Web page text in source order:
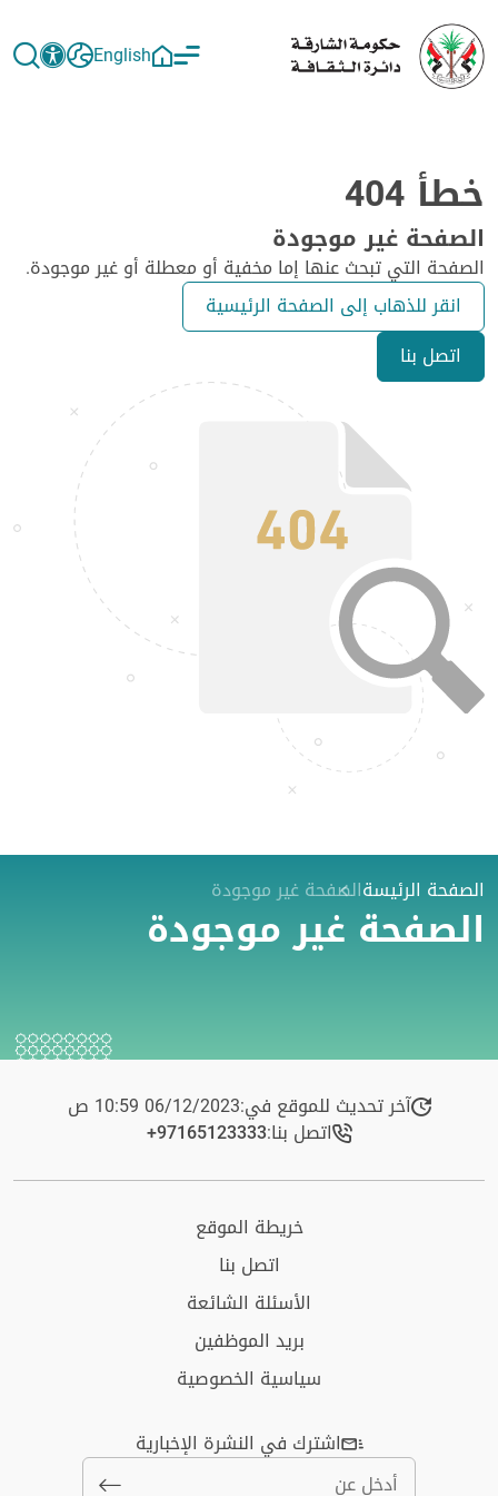
English
خطأ 404
الصفحة غير موجودة
الصفحة التي تبحث عنها إما مخفية أو معطلة أو غير موجودة.
انقر للذهاب إلى الصفحة الرئيسية
اتصل بنا
الصفحة الرئيسةالصفحة غير موجودة
الصفحة غير موجودة
آخر تحديث للموقع في:06/12/2023 10:59 ص
اتصل بنا:+97165123333​
خريطة الموقع
اتصل بنا
الأسئلة الشائعة
بريد الموظفين
سياسية الخصوصية
اشترك في النشرة الإخبارية